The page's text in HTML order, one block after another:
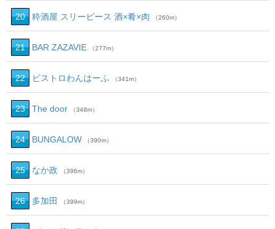
20 粋酒屋 スリーピース 酒×肴×肉 （260m）
21 BAR ZAZAVIE （277m）
22 ビストロわんはーふ （341m）
23 The door （348m）
24 BUNGALOW （390m）
25 なか政 （396m）
26 多加田 （399m）